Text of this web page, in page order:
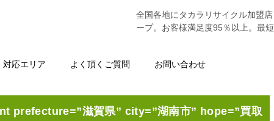
全国各地にタカラリサイクル加盟
ープ。お客様満足度95％以上。最
対応エリア よく頂くご質問 お問い合わせ
prefecture=”滋賀県” city=”湖南市” hope=”買取